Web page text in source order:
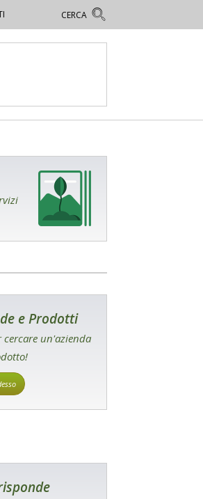
e Prodotti
cercare un'azienda